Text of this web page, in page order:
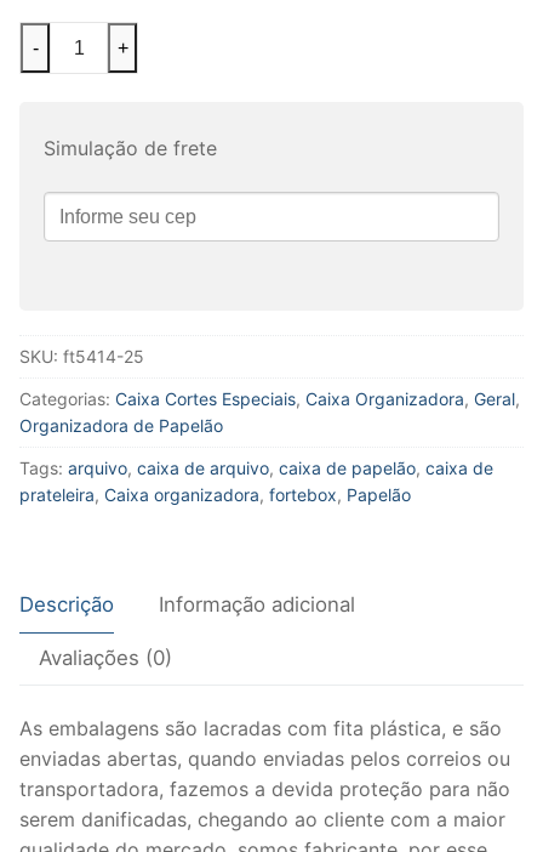
Caixa
Prateleira
Estoque
quantidade
- +
Simulação de frete
SKU: ft5414-25
Categorias: Caixa Cortes Especiais, Caixa Organizadora, Geral,
Organizadora de Papelão
Tags: arquivo, caixa de arquivo, caixa de papelão, caixa de
prateleira, Caixa organizadora, fortebox, Papelão
Descrição Informação adicional
Avaliações (0)
As embalagens são lacradas com fita plástica, e são
enviadas abertas, quando enviadas pelos correios ou
transportadora, fazemos a devida proteção para não
serem danificadas, chegando ao cliente com a maior